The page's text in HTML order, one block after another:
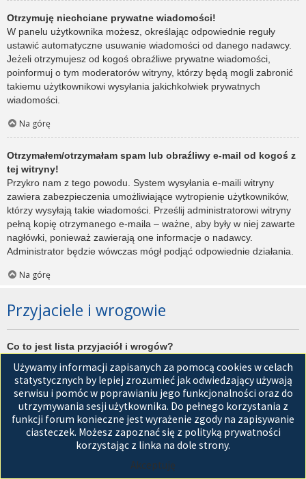
Otrzymuję niechciane prywatne wiadomości!
W panelu użytkownika możesz, określając odpowiednie reguły
ustawić automatyczne usuwanie wiadomości od danego nadawcy.
Jeżeli otrzymujesz od kogoś obraźliwe prywatne wiadomości,
poinformuj o tym moderatorów witryny, którzy będą mogli zabronić
takiemu użytkownikowi wysyłania jakichkolwiek prywatnych
wiadomości.
Na górę
Otrzymałem/otrzymałam spam lub obraźliwy e-mail od kogoś z
tej witryny!
Przykro nam z tego powodu. System wysyłania e-maili witryny
zawiera zabezpieczenia umożliwiające wytropienie użytkowników,
którzy wysyłają takie wiadomości. Prześlij administratorowi witryny
pełną kopię otrzymanego e-maila – ważne, aby były w niej zawarte
nagłówki, ponieważ zawierają one informacje o nadawcy.
Administrator będzie wówczas mógł podjąć odpowiednie działania.
Na górę
Przyjaciele i wrogowie
Co to jest lista przyjaciół i wrogów?
użytkowników witryny. Użytkownicy dodani do listy przyjaciół będą
wyświetleni na karciePrzyjacieleznajdującej się w panelu
zarządzania kontem. Z tego poziomu można szybko sprawdzić ich
status, a także wysłać prywatną wiadomość. Zależnie od
używanego stylu witryny, posty tych użytkowników mogą być
wyróżniane. Jeśli użytkownik zostanie dodany do listy wrogów,
Używamy informacji zapisanych za pomocą cookies w celach
statystycznych by lepiej zrozumieć jak odwiedzający używają
serwisu i pomóc w poprawianiu jego funkcjonalności oraz do
utrzymywania sesji użytkownika. Do pełnego korzystania z
funkcji forum konieczne jest wyrażenie zgody na zapisywanie
ciasteczek. Możesz zapoznać się z polityką prywatności
korzystając z linka na dole strony.
Akceptuję